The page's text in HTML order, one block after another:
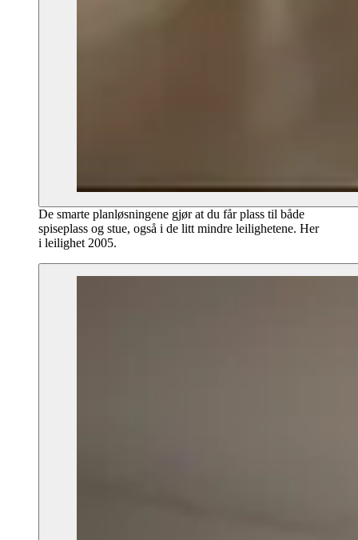
De smarte planløsningene gjør at du får plass til både
spiseplass og stue, også i de litt mindre leilighetene. Her
i leilighet 2005.